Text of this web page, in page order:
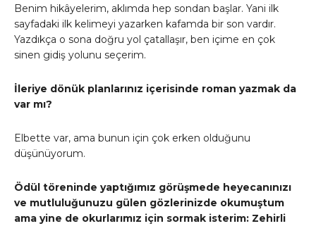
Benim hikâyelerim, aklımda hep sondan başlar. Yani ilk
sayfadaki ilk kelimeyi yazarken kafamda bir son vardır.
Yazdıkça o sona doğru yol çatallaşır, ben içime en çok
sinen gidiş yolunu seçerim.
İleriye dönük planlarınız içerisinde roman yazmak da
var mı?
Elbette var, ama bunun için çok erken olduğunu
düşünüyorum.
Ödül töreninde yaptığımız görüşmede heyecanınızı
ve mutluluğunuzu gülen gözlerinizde okumuştum
ama yine de okurlarımız için sormak isterim: Zehirli